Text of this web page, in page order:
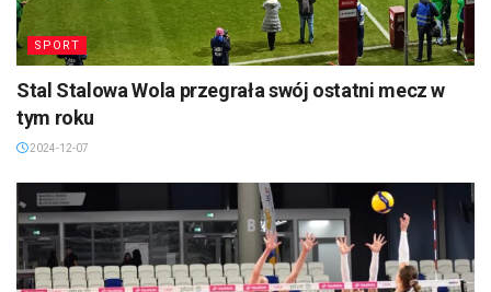
SPORT
Stal Stalowa Wola przegrała swój ostatni mecz w
tym roku
2024-12-07